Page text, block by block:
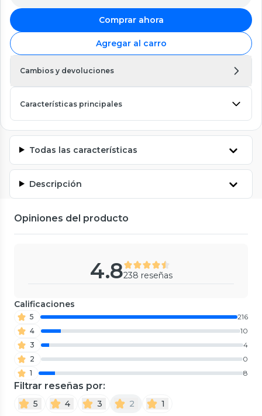
Comprar ahora
Agregar al carro
Cambios y devoluciones
Características principales
Todas las características
Descripción
Opiniones del producto
4.8238 reseñas
Calificaciones
5
216
4
10
3
4
2
0
1
8
Filtrar reseñas por:
5 4 3 2 1